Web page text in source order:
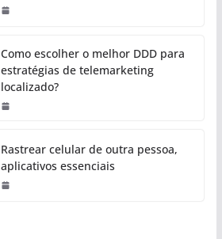
Como escolher o melhor DDD para
estratégias de telemarketing
localizado?
Rastrear celular de outra pessoa,
aplicativos essenciais